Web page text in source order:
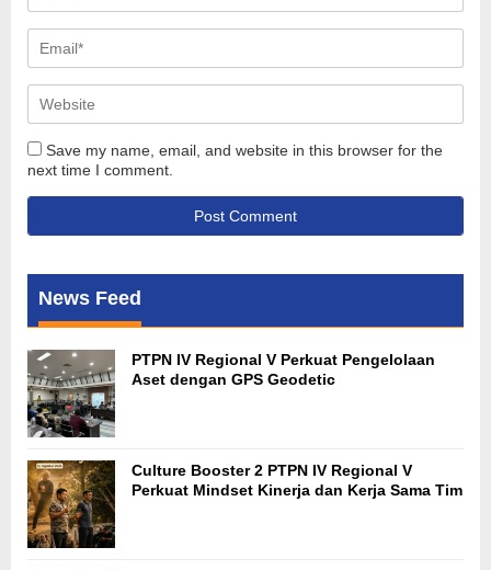
Save my name, email, and website in this browser for the
next time I comment.
News Feed
PTPN IV Regional V Perkuat Pengelolaan
Aset dengan GPS Geodetic
Culture Booster 2 PTPN IV Regional V
Perkuat Mindset Kinerja dan Kerja Sama Tim